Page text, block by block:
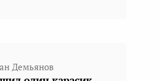
Демьянов